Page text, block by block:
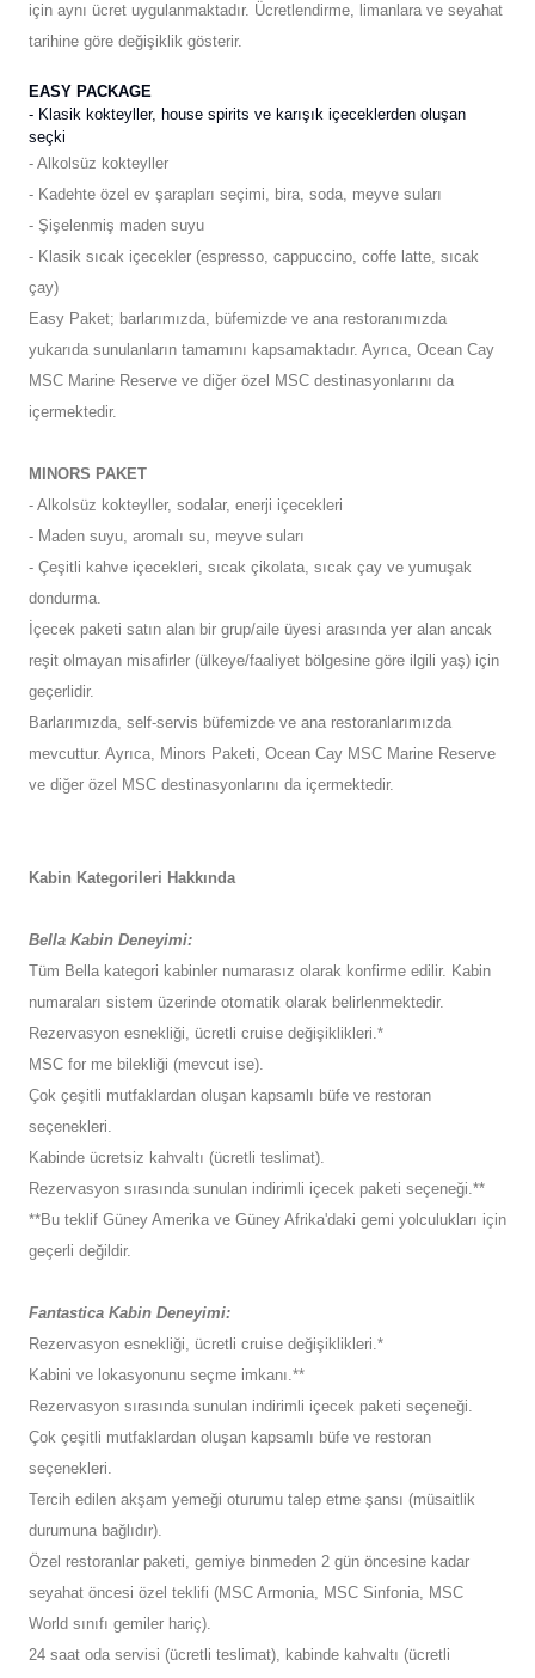
için aynı ücret uygulanmaktadır. Ücretlendirme, limanlara ve seyahat
tarihine göre değişiklik gösterir.
EASY PACKAGE
- Klasik kokteyller, house spirits ve karışık içeceklerden oluşan
seçki
- Alkolsüz kokteyller
- Kadehte özel ev şarapları seçimi, bira, soda, meyve suları
- Şişelenmiş maden suyu
- Klasik sıcak içecekler (espresso, cappuccino, coffe latte, sıcak
çay)
Easy Paket; barlarımızda, büfemizde ve ana restoranımızda
yukarıda sunulanların tamamını kapsamaktadır. Ayrıca, Ocean Cay
MSC Marine Reserve ve diğer özel MSC destinasyonlarını da
içermektedir.
MINORS PAKET
- Alkolsüz kokteyller, sodalar, enerji içecekleri
- Maden suyu, aromalı su, meyve suları
- Çeşitli kahve içecekleri, sıcak çikolata, sıcak çay ve yumuşak
dondurma.
İçecek paketi satın alan bir grup/aile üyesi arasında yer alan ancak
reşit olmayan misafirler (ülkeye/faaliyet bölgesine göre ilgili yaş) için
geçerlidir.
Barlarımızda, self-servis büfemizde ve ana restoranlarımızda
mevcuttur. Ayrıca, Minors Paketi, Ocean Cay MSC Marine Reserve
ve diğer özel MSC destinasyonlarını da içermektedir.
Kabin Kategorileri Hakkında
Bella Kabin Deneyimi:
Tüm Bella kategori kabinler numarasız olarak konfirme edilir. Kabin
numaraları sistem üzerinde otomatik olarak belirlenmektedir.
Rezervasyon esnekliği, ücretli cruise değişiklikleri.*
MSC for me bilekliği (mevcut ise).
Çok çeşitli mutfaklardan oluşan kapsamlı büfe ve restoran
seçenekleri.
Kabinde ücretsiz kahvaltı (ücretli teslimat).
Rezervasyon sırasında sunulan indirimli içecek paketi seçeneği.**
**Bu teklif Güney Amerika ve Güney Afrika'daki gemi yolculukları için
geçerli değildir.
Fantastica Kabin Deneyimi:
Rezervasyon esnekliği, ücretli cruise değişiklikleri.*
Kabini ve lokasyonunu seçme imkanı.**
Rezervasyon sırasında sunulan indirimli içecek paketi seçeneği.
Çok çeşitli mutfaklardan oluşan kapsamlı büfe ve restoran
seçenekleri.
Tercih edilen akşam yemeği oturumu talep etme şansı (müsaitlik
durumuna bağlıdır).
Özel restoranlar paketi, gemiye binmeden 2 gün öncesine kadar
seyahat öncesi özel teklifi (MSC Armonia, MSC Sinfonia, MSC
World sınıfı gemiler hariç).
24 saat oda servisi (ücretli teslimat), kabinde kahvaltı (ücretli